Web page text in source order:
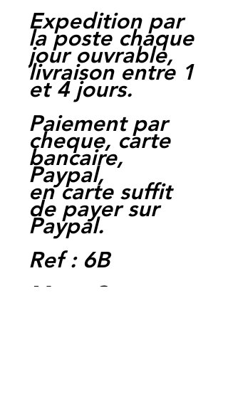
Expedition par
la poste chaque
jour ouvrable,
livraison entre 1
et 4 jours.
Paiement par
cheque, carte
bancaire,
Paypal,
en carte suffit
de payer sur
Paypal.
Ref : 6B
Moto Casse